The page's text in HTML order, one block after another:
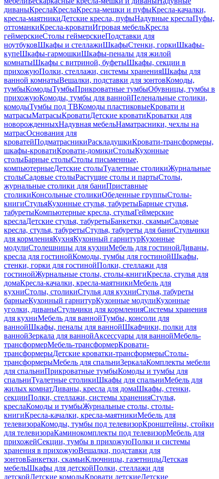
диваныКреслаКреслаКресла-мешки и пуфыКресла-качалки,
кресла-маятникиДетские кресла, пуфыНадувные креслаПуфы,
оттоманкиКресла-кроватиИгровая мебельКресла
геймерскиеСтолы геймерскиеПодставки для
ноутбуковШкафы и стеллажиШкафыСтенки, горкиШкафы-
купеШкафы-гармошкиШкафы-пеналы для жилой
комнатыШкафы с витриной, буфетыШкафы, секции в
прихожуюПолки, стеллажи, системы храненияШкафы для
ванной комнатыВешалки, подставки для зонтовКомоды,
тумбыКомодыТумбыПрикроватные тумбыОбувницы, тумбы в
прихожуюКомоды, тумбы для ваннойПеленальные столики,
комодыТумбы под ТВКомоды пластиковыеКровати и
матрасыМатрасыКроватиДетские кроватиКроватки для
новорожденныхНадувная мебельНаматрасники, чехлы на
матрасОснования для
кроватейПодматрасникиРаскладушкиКровати-трансформеры,
шкафы-кроватиКровати-домикиСтолыКухонные
столыБарные столыСтолы письменные,
компьютерныеДетские столыТуалетные столикиЖурнальные
столыСадовые столыРастущие столы и партыСтолы,
журнальные столики для баниПриставные
столикиКонсольные столикиОбеденные группыСтолы-
книгиСтульяКухонные стулья, табуретыБарные стулья,
табуретыКомпьютерные кресла, стульяГеймерские
креслаДетские стулья, табуретыБанкетки, скамьиСадовые
кресла, стулья, табуретыСтулья, табуреты для баниСтульчики
для кормленияКухняКухонный гарнитурКухонные
модулиСтолешницы для кухниМебель для гостинойДиваны,
кресла для гостинойКомоды, тумбы для гостинойШкафы,
стенки, горки для гостинойПолки, стеллажи для
гостинойЖурнальные столы, столы-книгиКресла, стулья для
домаКресла-качалки, кресла-маятникиМебель для
кухниСтолы, столикиСтулья для кухниСтулья, табуреты
барныеКухонный гарнитурКухонные модулиКухонные
уголки, диваныСтульчики для кормленияСистемы хранения
для кухниМебель для ваннойТумбы, консоли для
ваннойШкафы, пеналы для ваннойШкафчики, полки для
ваннойЗеркала для ваннойАксессуары для ваннойМебель-
трансформерМебель-трансформерКровати-
трансформерыДетские кроватки-трансформерыСтолы-
трансформерыМебель для спальниЗеркалаКомплекты мебели
для спальниПрикроватные тумбыКомоды и тумбы для
спальниТуалетные столикиШкафы для спальниМебель для
жилых комнатДиваны, кресла для домаШкафы, стенки,
секцииПолки, стеллажи, системы храненияСтулья,
креслаКомоды и тумбыЖурнальные столы, столы-
книгиКресла-качалки, кресла-маятникиМебель для
телевизораКомоды, тумбы под телевизорКронштейны, стойки
для телевизораКаминокомплекты под телевизорМебель для
прихожейСекции, тумбы в прихожуюПолки и системы
хранения в прихожуюВешалки, подставки для
зонтовБанкетки, скамьиКлючницы, газетницыДетская
мебельШкафы для детскойПолки, стеллажи для
детскойДетские комодыКровати детскиеДетские